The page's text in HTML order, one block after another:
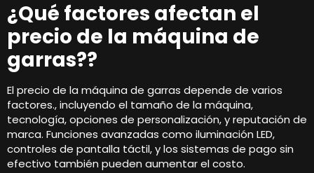
¿Qué factores afectan el
precio de la máquina de
garras??
El precio de la máquina de garras depende de varios
factores., incluyendo el tamaño de la máquina,
tecnología, opciones de personalización, y reputación de
marca. Funciones avanzadas como iluminación LED,
controles de pantalla táctil, y los sistemas de pago sin
efectivo también pueden aumentar el costo.